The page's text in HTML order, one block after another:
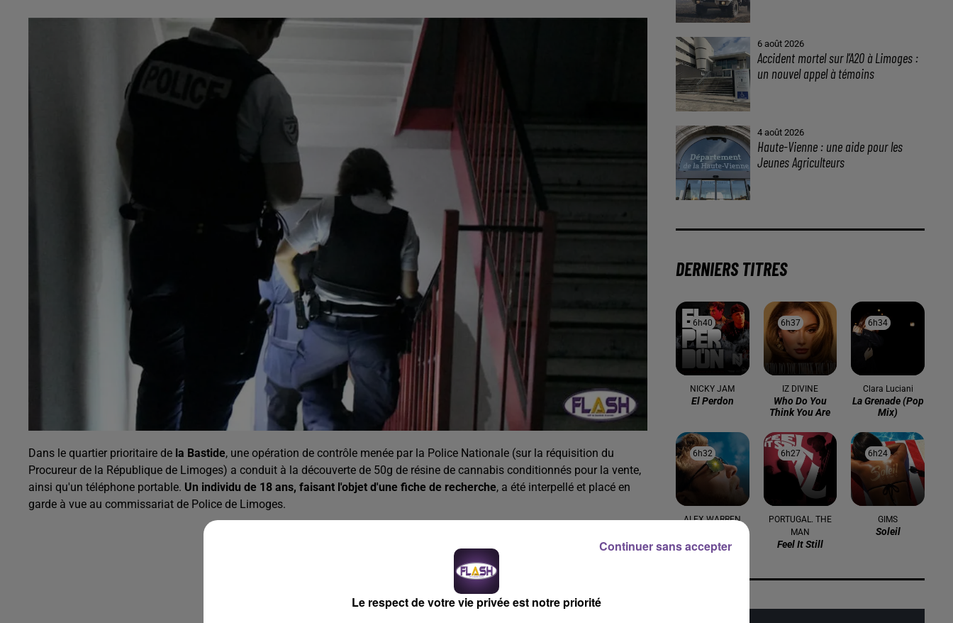
Dans le quartier prioritaire de la Bastide, une opération de contrôle menée par la Police Nationale (sur la réquisition du
Procureur de la République de Limoges) a conduit à la découverte de 50g de résine de cannabis conditionnés pour la vente,
ainsi qu'un téléphone portable. Un individu de 18 ans, faisant l'objet d'une fiche de recherche, a été interpellé et placé en
garde à vue au commissariat de Police de Limoges.
6 août 2026
Accident mortel sur l’A20 à Limoges :
un nouvel appel à témoins
4 août 2026
Haute-Vienne : une aide pour les
Jeunes Agriculteurs
DERNIERS TITRES
6h40
6h40
NICKY JAM
El Perdon
6h37
6h37
IZ DIVINE
Who Do You
Think You Are
6h34
6h34
Clara Luciani
La Grenade (pop
Mix)
6h32
6h32
ALEX WARREN
6h27
6h27
PORTUGAL. THE
MAN
Feel It Still
6h24
6h24
GIMS
Soleil
Le respect de votre vie privée est notre priorité
Continuer sans accepter